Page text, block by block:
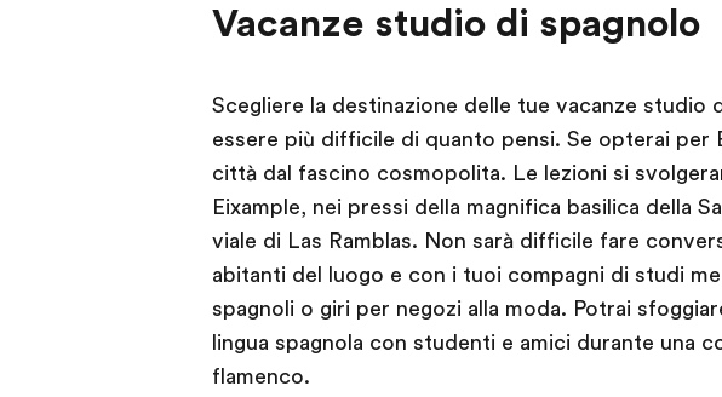
Vacanze studio di spagnolo
Scegliere la destinazione delle tue vacanze studio
essere più difficile di quanto pensi. Se opterai per
città dal fascino cosmopolita. Le lezioni si
Eixample, nei pressi della magnifica basilica della
viale di Las Ramblas. Non sarà difficile fare
abitanti del luogo e con i tuoi compagni di studi
spagnoli o giri per negozi alla moda. Potrai
lingua spagnola con studenti e amici durante una
flamenco.